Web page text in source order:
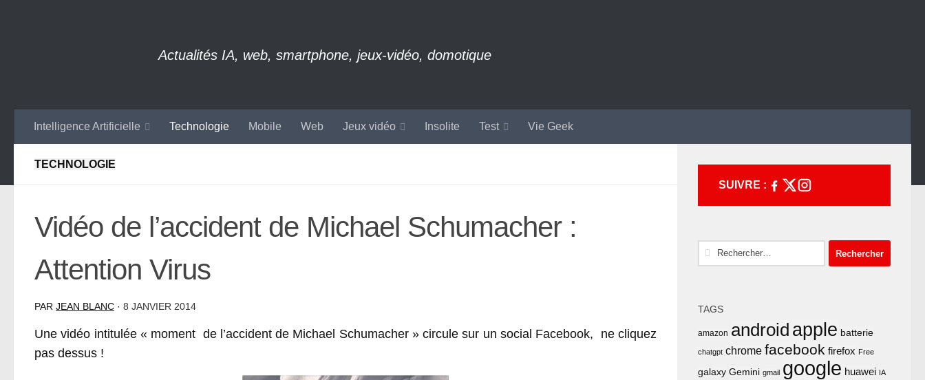
Actualités IA, web, smartphone, jeux-vidéo, domotique
Intelligence Artificielle Technologie Mobile Web Jeux vidéo Insolite Test Vie Geek
TECHNOLOGIE
Vidéo de l’accident de Michael Schumacher :
Attention Virus
PAR JEAN BLANC · 8 JANVIER 2014
Une vidéo intitulée « moment de l’accident de Michael Schumacher » circule sur un social Facebook, ne cliquez
pas dessus !
SUIVRE :
Rechercher :
TAGS
amazon android apple batterie
chatgpt chrome facebook firefox Free
galaxy Gemini gmail google huawei IA